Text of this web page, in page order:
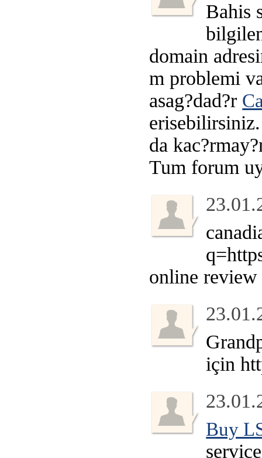
Bahis
domain
m problemi
asag?dad?r
da
Tum forum
online review
için
Buy